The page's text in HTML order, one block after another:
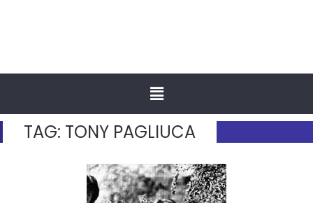
TAG: TONY PAGLIUCA